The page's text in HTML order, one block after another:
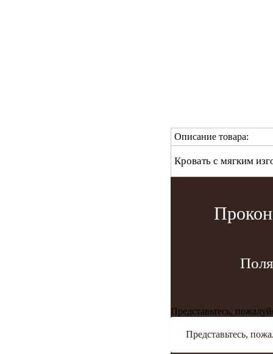
Описание товара:
Кровать с мягким
Представьтесь,